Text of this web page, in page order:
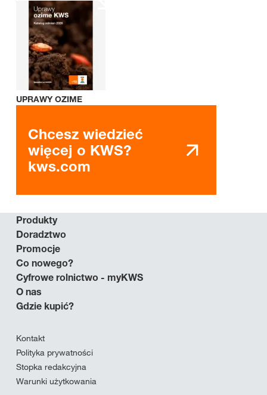
UPRAWY OZIME
Chcesz wiedzieć
więcej o KWS?
kws.com
Produkty
Doradztwo
Promocje
Co nowego?
Cyfrowe rolnictwo - myKWS
O nas
Gdzie kupić?
Kontakt
Polityka prywatności
Stopka redakcyjna
Warunki użytkowania